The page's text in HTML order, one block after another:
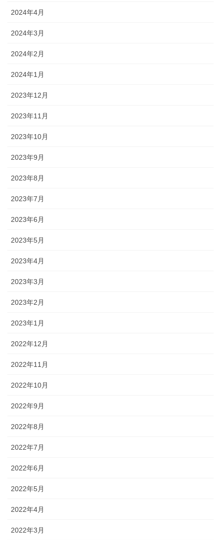
2024年4月
2024年3月
2024年2月
2024年1月
2023年12月
2023年11月
2023年10月
2023年9月
2023年8月
2023年7月
2023年6月
2023年5月
2023年4月
2023年3月
2023年2月
2023年1月
2022年12月
2022年11月
2022年10月
2022年9月
2022年8月
2022年7月
2022年6月
2022年5月
2022年4月
2022年3月